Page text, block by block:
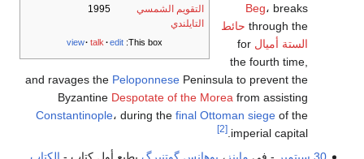
التقويم الشمسي
التايلندي
1995
This box:
view talk edit
Beg، breaks
through the حائط
الستة أميال for
the fourth time,
and ravages the Peloponnese Peninsula to prevent the
Byzantine Despotate of the Morea from assisting
Constantinople، during thefinal Ottoman siege of the
imperial capital.
[2]